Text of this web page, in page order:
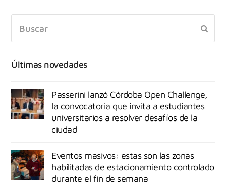
Últimas novedades
Passerini lanzó Córdoba Open Challenge,
la convocatoria que invita a estudiantes
universitarios a resolver desafíos de la
ciudad
Eventos masivos: estas son las zonas
habilitadas de estacionamiento controlado
durante el fin de semana